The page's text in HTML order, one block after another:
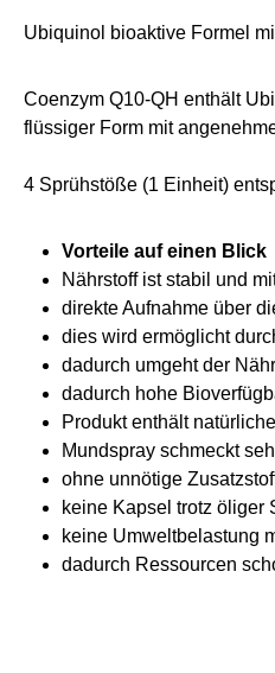
Ubiquinol bioaktive Formel
Coenzym Q10-QH enthält
flüssiger Form mit
4 Sprühstöße (1 Einheit)
Vorteile auf einen Blick
Nährstoff ist stabil und
direkte Aufnahme über
dies wird ermöglicht
dadurch umgeht der
dadurch hohe
Produkt enthält
Mundspray schmeckt
ohne unnötige
keine Kapsel trotz öliger
keine Umweltbelastung
dadurch Ressourcen